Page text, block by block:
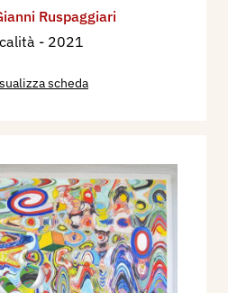
Ruspaggiari
- 2021
scheda